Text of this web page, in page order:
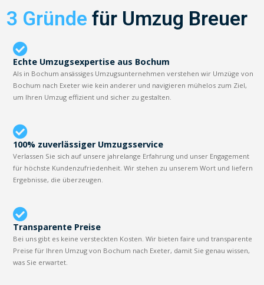
3 Gründe für Umzug Breuer
Echte Umzugsexpertise aus Bochum
Als in Bochum ansässiges Umzugsunternehmen verstehen wir Umzüge von
Bochum nach Exeter wie kein anderer und navigieren mühelos zum Ziel,
um Ihren Umzug effizient und sicher zu gestalten.
100% zuverlässiger Umzugsservice
Verlassen Sie sich auf unsere jahrelange Erfahrung und unser Engagement
für höchste Kundenzufriedenheit. Wir stehen zu unserem Wort und liefern
Ergebnisse, die überzeugen.
Transparente Preise
Bei uns gibt es keine versteckten Kosten. Wir bieten faire und transparente
Preise für Ihren Umzug von Bochum nach Exeter, damit Sie genau wissen,
was Sie erwartet.